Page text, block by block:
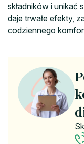
składników i unikać
daje trwałe efekty,
codziennego